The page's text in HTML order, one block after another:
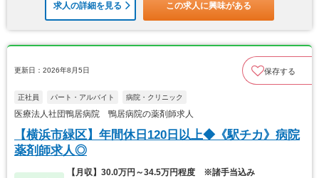
求人の詳細を見る この求人に興味がある
更新日：2026年8月5日 保存する
正社員 パート・アルバイト 病院・クリニック
医療法人社団鴨居病院 鴨居病院の薬剤師求人
【横浜市緑区】年間休日120日以上◆《駅チカ》病院
薬剤師求人◎
【月収】30.0万円～34.5万円程度 ※諸手当込み